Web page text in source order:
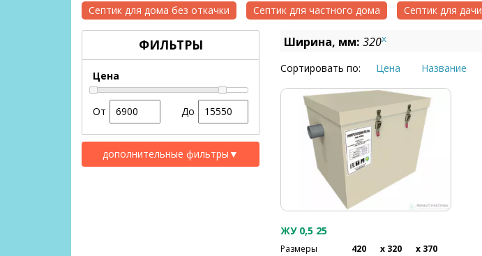
Септик для дома без откачки
Септик для частного дома Септик для дачи
ФИЛЬТРЫ
Цена
От До
дополнительные фильтры ▼
Ширина, мм: 320x
Сортировать по: Цена Название
ЖУ 0,5 25
Размеры
420
x 320
x 370